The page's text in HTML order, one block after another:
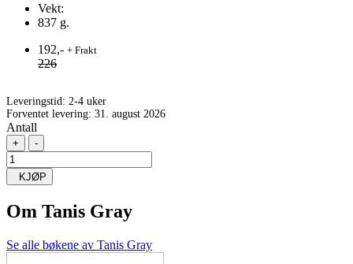
Vekt:
837 g.
192,- + Frakt
226
Leveringstid: 2-4 uker
Forventet levering: 31. august 2026
Antall
+ -
KJØP
Om Tanis Gray
Se alle bøkene av Tanis Gray